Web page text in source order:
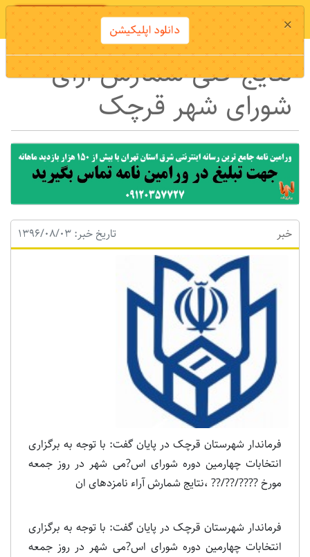
دانلود اپلیکیشن
نتایج کلی شمارش ارای
شورای شهر قرچک
خبر تاریخ خبر: 1396/08/03
فرماندار شهرستان قرچک در پایان گفت: با توجه به برگزاری
انتخابات چهارمین دوره شورای اس?می شهر در روز جمعه
مورخ ????/??/?? ،نتایج شمارش آراء نامزدهای ان
فرماندار شهرستان قرچک در پایان گفت: با توجه به برگزاری
انتخابات چهارمین دوره شورای اس?می شهر در روز جمعه
× دانلود اپلیکیشن